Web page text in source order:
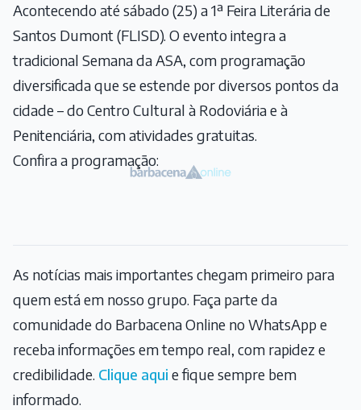
Acontecendo até sábado (25) a 1ª Feira Literária de
Santos Dumont (FLISD). O evento integra a
tradicional Semana da ASA, com programação
diversificada que se estende por diversos pontos da
cidade – do Centro Cultural à Rodoviária e à
Penitenciária, com atividades gratuitas.
Confira a programação:
As notícias mais importantes chegam primeiro para
quem está em nosso grupo. Faça parte da
comunidade do Barbacena Online no WhatsApp e
receba informações em tempo real, com rapidez e
credibilidade. Clique aqui e fique sempre bem
informado.